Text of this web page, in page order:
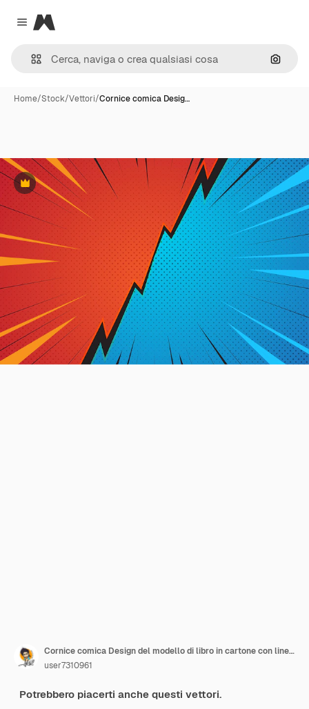
Close menu
Magnific
Cerca
Home/Stock/Vettori/Cornice comica Desig…
Premium
Cornice comica Design del modello di libro in cartone con linea astratta
user7310961
Potrebbero piacerti anche questi vettori.